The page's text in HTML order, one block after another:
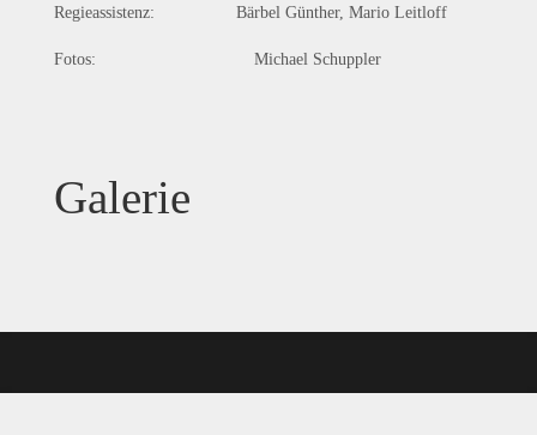
Regieassistenz: Bärbel Günther, Mario Leitloff
Fotos: Michael Schuppler
Galerie